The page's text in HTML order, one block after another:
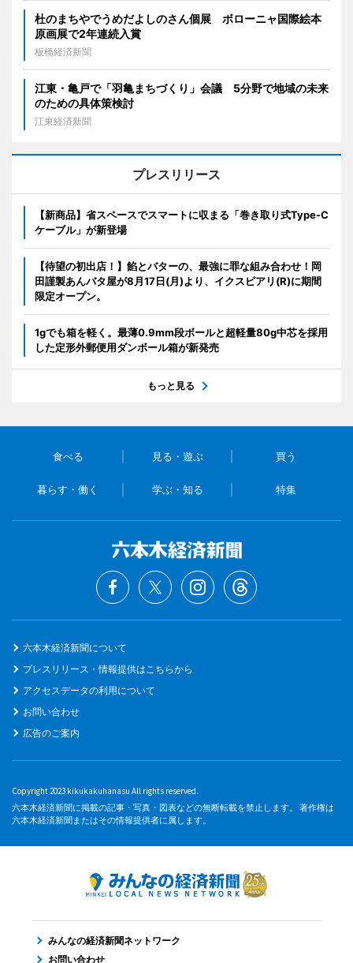
杜のまちやでうめだよしのさん個展 ボローニャ国際絵本
原画展で2年連続入賞
板橋経済新聞
江東・亀戸で「羽亀まちづくり」会議 5分野で地域の未来
のための具体策検討
江東経済新聞
プレスリリース
【新商品】省スペースでスマートに収まる「巻き取り式Type-C
ケーブル」が新登場
【待望の初出店！】餡とバターの、最強に罪な組み合わせ！岡
田謹製あんバタ屋が8月17日(月)より、イクスピアリ(R)に期間
限定オープン。
1gでも箱を軽く。最薄0.9mm段ボールと超軽量80g中芯を採用
した定形外郵便用ダンボール箱が新発売
もっと見る
食べる 見る・遊ぶ 買う
暮らす・働く 学ぶ・知る 特集
六本木経済新聞について
プレスリリース・情報提供はこちらから
アクセスデータの利用について
お問い合わせ
広告のご案内
Copyright 2023 kikukakuhanasu All rights reserved.
六本木経済新聞に掲載の記事・写真・図表などの無断転載を禁止します。 著作権は
六本木経済新聞またはその情報提供者に属します。
みんなの経済新聞ネットワーク
お問い合わせ